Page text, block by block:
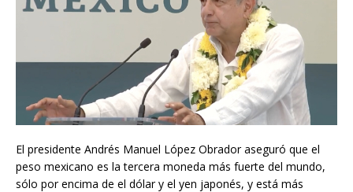
El presidente Andrés Manuel López Obrador aseguró que el
peso mexicano es la tercera moneda más fuerte del mundo,
sólo por encima de el dólar y el yen japonés, y está más